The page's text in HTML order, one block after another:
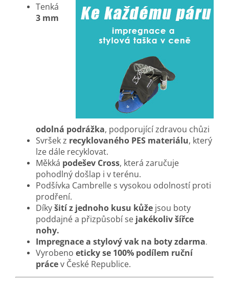
Tenká
3 mm
odolná podrážka, podporující zdravou chůzi
Svršek z recyklovaného PES materiálu, který
lze dále recyklovat.
Měkká podešev Cross, která zaručuje
pohodlný došlap i v terénu.
Podšívka Cambrelle s vysokou odolností proti
prodření.
Díkyšití z jednoho kusu kůže jsou boty
poddajné a přizpůsobí se jakékoliv šířce
nohy.
Impregnace a stylový vak na boty zdarma.
Vyrobeno eticky se 100% podílem ruční
prácev České Republice.